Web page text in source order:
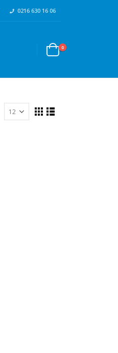
0216 630 16 06
0